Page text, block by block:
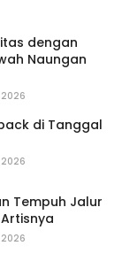
dengan
Naungan
2026
di Tanggal
2026
Tempuh Jalur
2026